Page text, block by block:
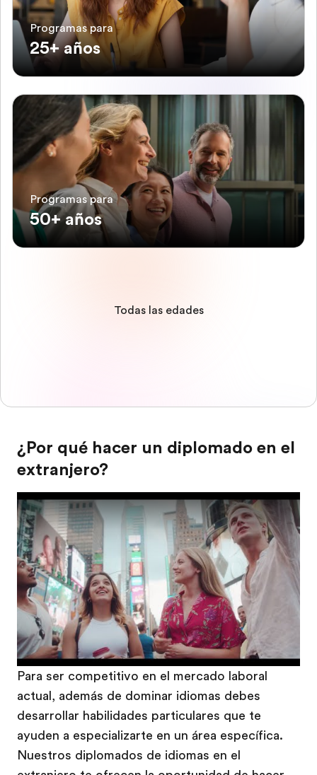
Programas para
25+ años
Programas para
50+ años
Todas las edades
¿Por qué hacer un diplomado en el
extranjero?
Play
Para ser competitivo en el mercado laboral
actual, además de dominar idiomas debes
desarrollar habilidades particulares que te
ayuden a especializarte en un área específica.
Nuestros diplomados de idiomas en el